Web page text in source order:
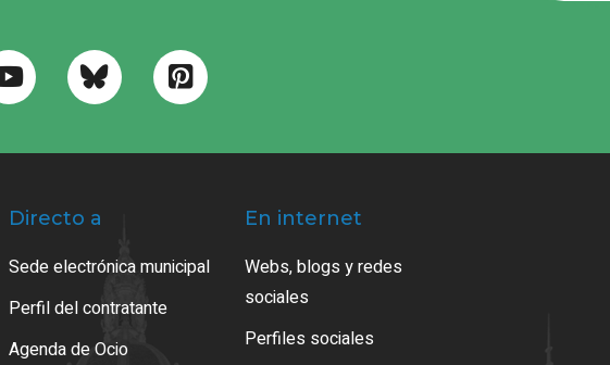
Directo a
Sede electrónica municipal
Perfil del contratante
Agenda de Ocio
En internet
Webs, blogs y redes
sociales
Perfiles sociales